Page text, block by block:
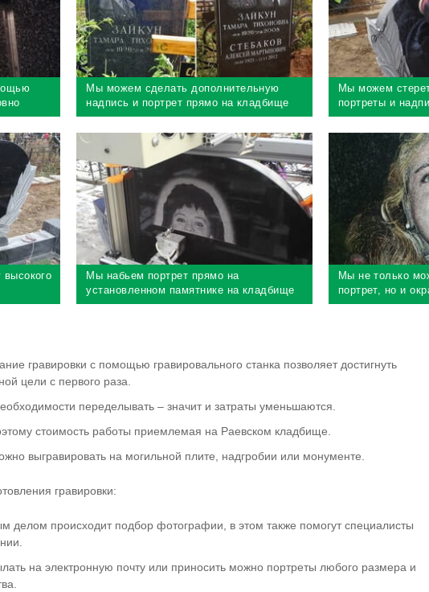
100%
Мы можем сделать дополнительную
надпись и портрет прямо на кладбище
Мы можем
портреты и
демонтажа
Мы набьем портрет прямо на
установленном памятнике на кладбище
Мы не только
портрет, но и
существующий
гравировки с помощью гравировального станка позволяет достигнуть
цели с первого раза.
переделывать – значит и затраты уменьшаются.
стоимость работы приемлемая на Раевском кладбище.
выгравировать на могильной плите, надгробии или монументе.
гравировки:
делом происходит подбор фотографии, в этом также помогут специалисты
на электронную почту или приносить можно портреты любого размера и